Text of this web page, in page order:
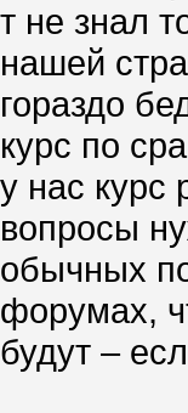
т не знал
нашей
гораздо
курс по
у нас курс
вопросы
обычных
форумах,
будут –